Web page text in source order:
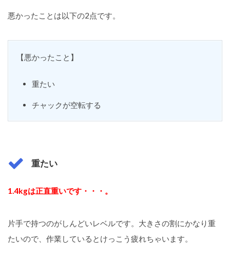
悪かったことは以下の2点です。
【悪かったこと】
重たい
チャックが空転する
重たい
1.4kgは正直重いです・・・。
片手で持つのがしんどいレベルです。大きさの割にかなり重
たいので、作業しているとけっこう疲れちゃいます。